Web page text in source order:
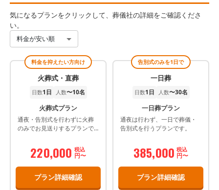
気になるプランをクリックして、葬儀社の詳細をご確認くださ
い。
料金が安い順
料金を抑えたい方向け
火葬式・直葬
日数1日 人数〜10名
火葬式プラン
通夜・告別式を行わずに火葬
のみでお見送りするプランで
220,000 税込
円〜
プラン詳細確認
告別式のみを1日で
一日葬
日数1日 人数〜30名
一日葬プラン
通夜は行わず、一日で葬儀・
告別式を行うプランです。
385,000 税込
円〜
プラン詳細確認